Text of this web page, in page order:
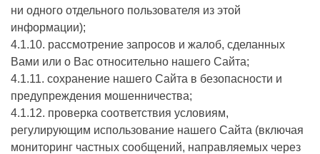
ни одного отдельного пользователя из этой
информации);
4.1.10. рассмотрение запросов и жалоб, сделанных
Вами или о Вас относительно нашего Сайта;
4.1.11. сохранение нашего Сайта в безопасности и
предупреждения мошенничества;
4.1.12. проверка соответствия условиям,
регулирующим использование нашего Сайта (включая
мониторинг частных сообщений, направляемых через